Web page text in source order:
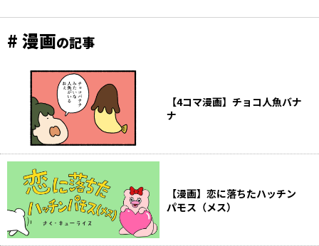
# 漫画の記事
【4コマ漫画】チョコ人魚バナ
ナ
【漫画】恋に落ちたハッチン
パモス（メス）